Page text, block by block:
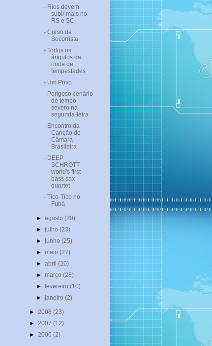
- Rios devem
subir mais no
RS e SC.
- Curso de
Socorrista
- Todos os
ângulos da
onda de
tempestades
- Um Povo
- Perigoso cenário
de tempo
severo na
segunda-feira
- Encontro da
Canção de
Câmara
Brasileira
- DEEP
SCHROTT -
world's first
bass sax
quartet
- Tico-Tico no
Fubá
►agosto(20)
►julho(23)
►junho(25)
►maio(27)
►abril(20)
►março(28)
►fevereiro(10)
►janeiro(2)
► 2008 (23)
► 2007 (12)
► 2006 (2)